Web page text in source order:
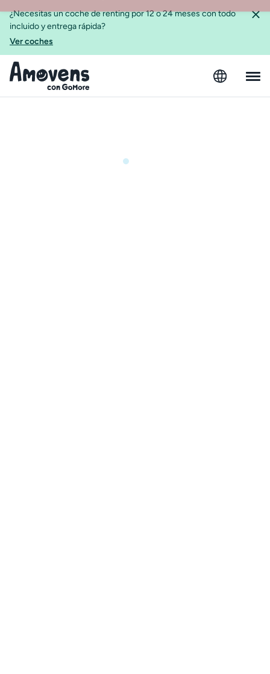
¿Necesitas un coche de renting por 12 o 24 meses con todo
incluido y entrega rápida?
Ver coches